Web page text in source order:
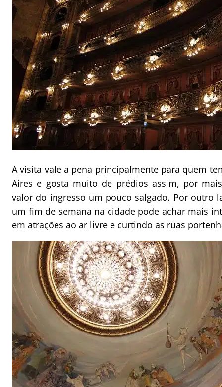
A visita vale a pena principalmente para quem
Aires e gosta muito de prédios assim, por
valor do ingresso um pouco salgado. Por outro
um fim de semana na cidade pode achar mais
em atrações ao ar livre e curtindo as ruas